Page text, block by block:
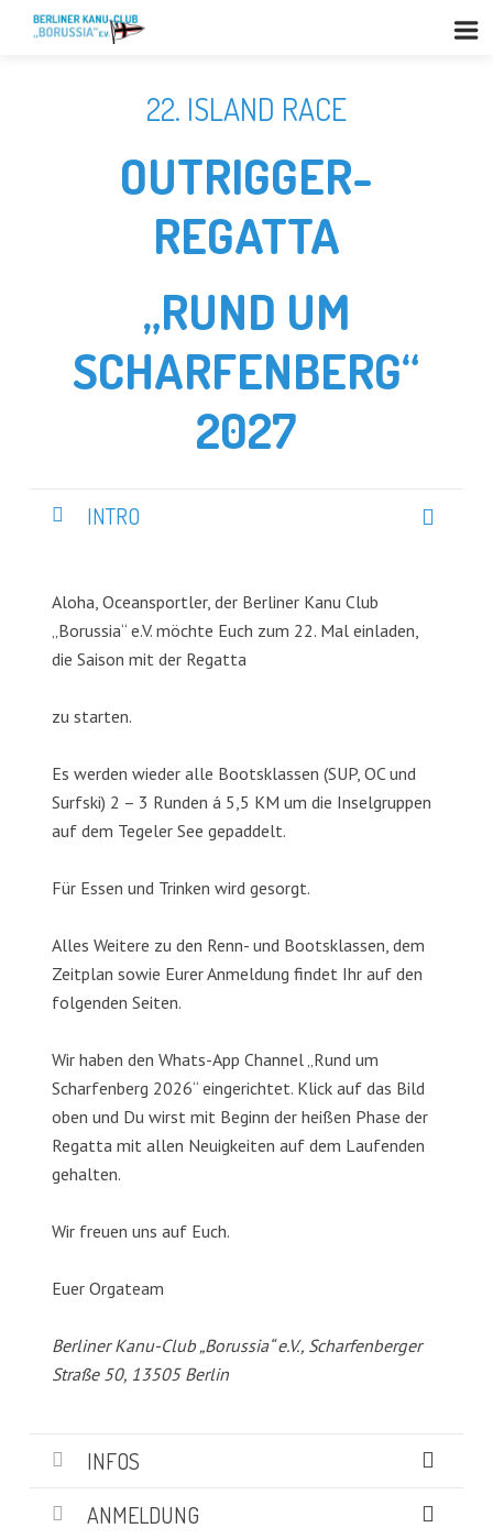
22. ISLAND RACE
OUTRIGGER-
REGATTA
„RUND UM
SCHARFENBERG“
2027
INTRO
Aloha, Oceansportler, der Berliner Kanu Club
„Borussia“ e.V. möchte Euch zum 22. Mal einladen,
die Saison mit der Regatta
zu starten.
Es werden wieder alle Bootsklassen (SUP, OC und
Surfski) 2 – 3 Runden á 5,5 KM um die Inselgruppen
auf dem Tegeler See gepaddelt.
Für Essen und Trinken wird gesorgt.
Alles Weitere zu den Renn- und Bootsklassen, dem
Zeitplan sowie Eurer Anmeldung findet Ihr auf den
folgenden Seiten.
Wir haben den Whats-App Channel „Rund um
Scharfenberg 2026“ eingerichtet. Klick auf das Bild
oben und Du wirst mit Beginn der heißen Phase der
Regatta mit allen Neuigkeiten auf dem Laufenden
gehalten.
Wir freuen uns auf Euch.
Euer Orgateam
Berliner Kanu-Club „Borussia“ e.V., Scharfenberger
Straße 50, 13505 Berlin
INFOS
ANMELDUNG